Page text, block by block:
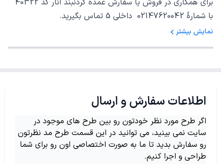
برای همکاری در فروش یا سفارش عمده گردنبند انار کد 40322
با شمارهٔ 02147620042 داخلی 5 تماس بگیرید.
نمایش بیشتر
اطلاعات سفارش و ارسال
اگر طرح مورد نظر خودتون رو بین طرح های موجود در
سایت نمی بینید، می توانید در این قسمت طرح مد نظرتون
رو سفارش بدید تا ما به صورت اختصاصی اون رو برای شما
طراحی و اجرا کنیم.